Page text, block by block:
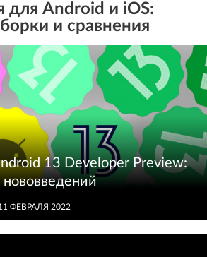
для Android и iOS:
и сравнения
13 Developer Preview:
ФЕВРАЛЯ 2022